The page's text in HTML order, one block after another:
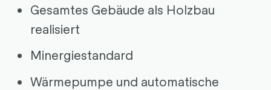
Gesamtes Gebäude als Holzbau
realisiert
Minergiestandard
Wärmepumpe und automatische